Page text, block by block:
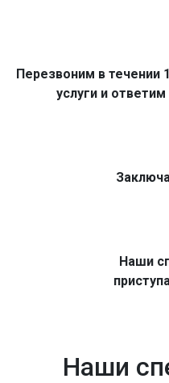
Перезвоним в
услуги и
Наши
Наши